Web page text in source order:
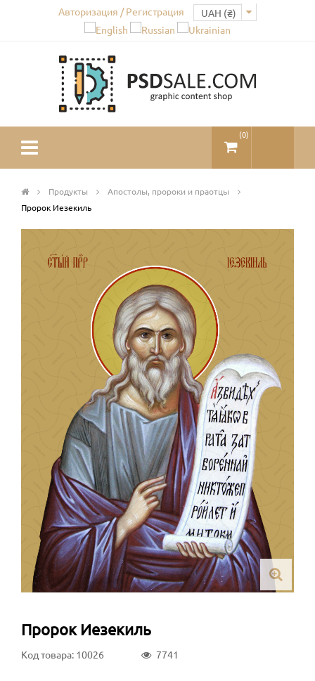
Авторизация / Регистрация
(0)
Продукты
Апостолы, пророки и праотцы
Пророк Иезекиль
Пророк Иезекиль
Код товара: 10026 7741